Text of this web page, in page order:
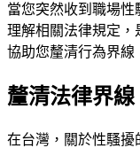
當您突然收到職場
理解相關法律規定，
協助您釐清行為界線
釐清法律界
在台灣，關於性騷擾